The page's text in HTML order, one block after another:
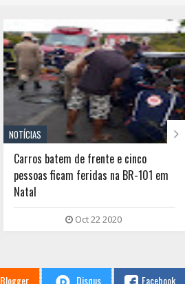
NOTÍCIAS
Carros batem de frente e cinco
pessoas ficam feridas na BR-101 em
Natal
Oct 22 2020

Blogger Disqus Facebook